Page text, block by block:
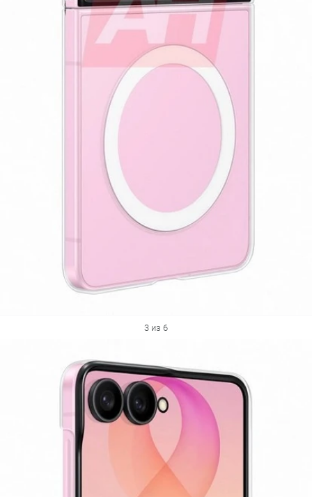
3 из 6